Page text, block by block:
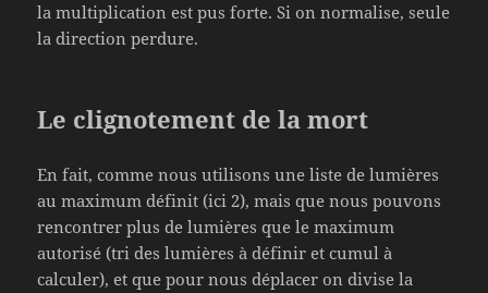
la multiplication est pus forte. Si on normalise, seule
la direction perdure.
Le clignotement de la mort
En fait, comme nous utilisons une liste de lumières
au maximum définit (ici 2), mais que nous pouvons
rencontrer plus de lumières que le maximum
autorisé (tri des lumières à définir et cumul à
calculer), et que pour nous déplacer on divise la